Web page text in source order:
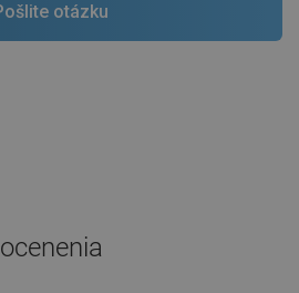
ocenenia